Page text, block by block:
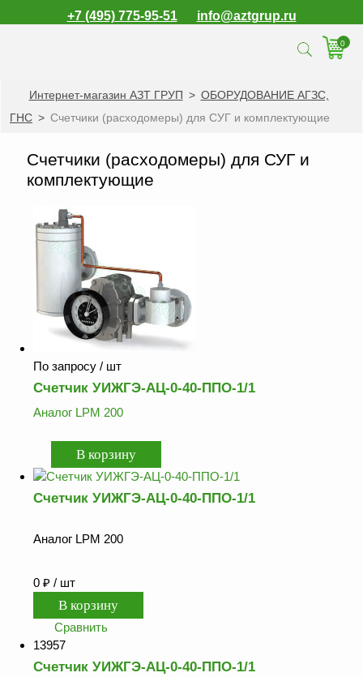
+7 (495) 775-95-51 info@aztgrup.ru
0
КАТАЛОГ ПРОДУКЦИИ
Топливораздаточные
Газораздаточные
колонки
Зарядные станции
для электромобилей
Погружные насосы к
ТРК и ГРК
Запасные части к
ТРК и ГРК
Электронное
оборудование
ТОПАЗ
Пульты управления,
Устройства громкой
связи и оповещения
Краны раздаточные,
комплектующие
оборудование
Запорная арматура
Насосы и насосные
агрегаты
Интернет-магазин АЗТ ГРУП > ОБОРУДОВАНИЕ АГЗС,
ГНС > Счетчики (расходомеры) для СУГ и комплектующие
Счетчики (расходомеры) для СУГ и
комплектующие
По запросу / шт
Счетчик УИЖГЭ-АЦ-0-40-ППО-1/1
Аналог LPM 200
Счетчик УИЖГЭ-АЦ-0-40-ППО-1/1
Аналог LPM 200
0 ₽ / шт
Сравнить
13957
Счетчик УИЖГЭ-АЦ-0-40-ППО-1/1